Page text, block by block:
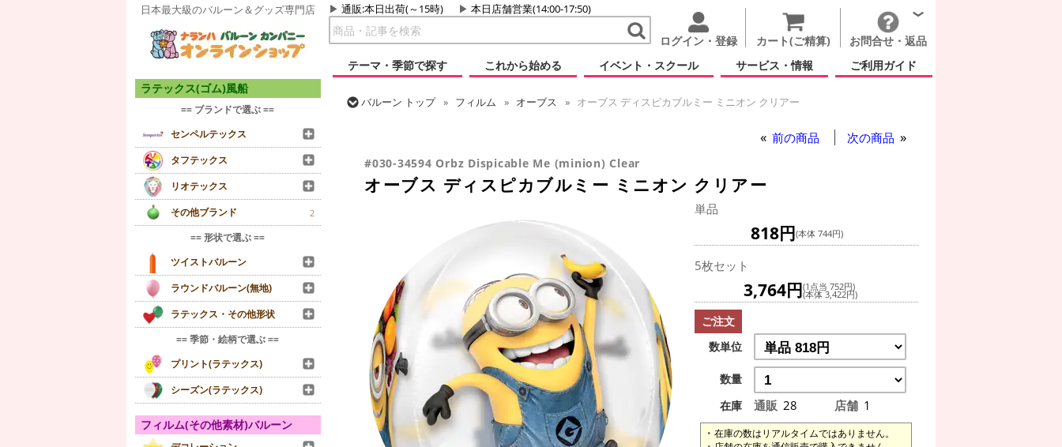
日本最大級のバルーン＆グッズ専門店 通販:本日出荷(～15時) 本日店舗営業(14:00-17:50)
ログイン・登録 カート(ご精算)
お問合せ・返品
テーマ・季節で探す
これから始める イベント・スクール サービス・情報 ご利用ガイド
ラテックス(ゴム)風船
== ブランドで選ぶ ==
センペルテックス
タフテックス
リオテックス
その他ブランド
2
== 形状で選ぶ ==
ツイストバルーン
ラウンドバルーン(無地)
ラテックス・その他形状
== 季節・絵柄で選ぶ ==
プリント(ラテックス)
シーズン(ラテックス)
フィルム(その他素材)バルーン
バルーン トップ フィルム オーブス
オーブス ディスピカブルミー ミニオン クリアー
前の商品 次の商品
#030-34594 Orbz Dispicable Me (minion) Clear
オーブス ディスピカブルミー ミニオン クリアー
単品
818円(本体 744円)
5枚セット
3,764円(1点当 752円)
(本体 3,422円)
ご注文
数単位
数量
在庫
通販 28 店舗 1
在庫の数はリアルタイムではありません。